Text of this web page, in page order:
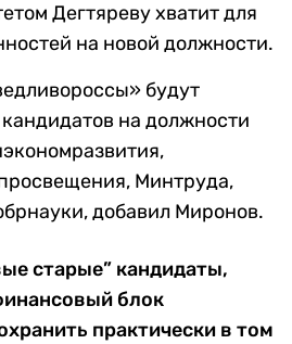
Дегтяреву хватит для
на новой должности.
будут
кандидатов на должности
Минтруда,
добавил Миронов.
старые” кандидаты,
блок
практически в том